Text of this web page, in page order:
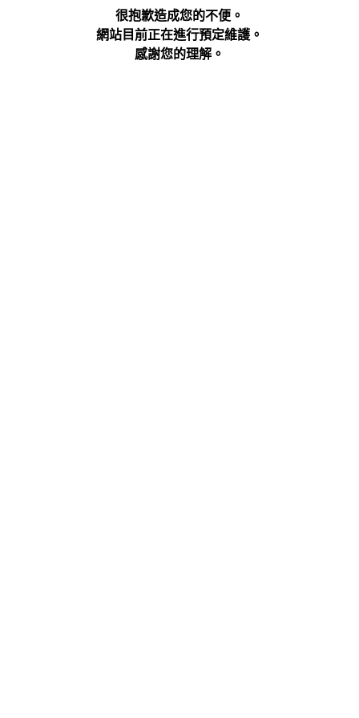
很抱歉造成您的不便。
網站目前正在進行預定維護。
感謝您的理解。